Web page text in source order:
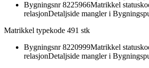
Bygningsnr8225966Matrikkel
relasjonDetaljside mangler i
Matrikkel typekode 491 stk
Bygningsnr8220999Matrikkel
relasjonDetaljside mangler i